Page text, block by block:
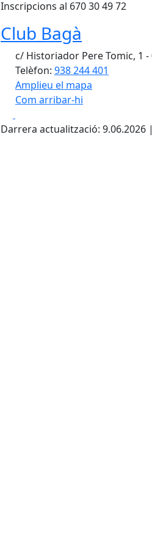
Inscripcions al 670 30 49 72
Club Bagà
c/ Historiador Pere Tomic, 1
Telèfon: 938 244 401
Amplieu el mapa
Com arribar-hi
+
Darrera actualització: 9.06.2026